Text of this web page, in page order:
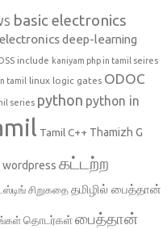
basic electronics
deep-learning
include kaniyam php in tamil seires
tamil linux logic gates ODOC
series python python in
Tamil C++ Thamizh G
wordpress கட்டற்ற
சிறுகதை தமிழில் பைத்தான்
தொடர்கள்பைத்தான்